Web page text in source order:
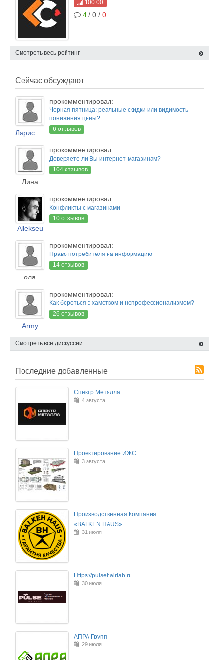
100.00
4 / 0 / 0
Смотреть весь рейтинг
Сейчас обсуждают
прокомментировал:
Черная пятница: реальные скидки или видимость
понижения цены?
6 отзывов
Лина
прокомментировал:
Доверяете ли Вы интернет-магазинам?
104 отзывов
Allekseu
прокомментировал:
Конфликты с магазинами
10 отзывов
оля
прокомментировал:
Право потребителя на информацию
14 отзывов
Army
прокомментировал:
Как бороться с хамством и непрофессионализмом?
26 отзывов
Смотреть все дискуссии
Последние добавленные
Спектр Металла
4 августа
Проектирование ИЖС
3 августа
Производственная Компания
«BALKEN.HAUS»
31 июля
Https://pulsehairlab.ru
30 июля
АПРА Групп
29 июля